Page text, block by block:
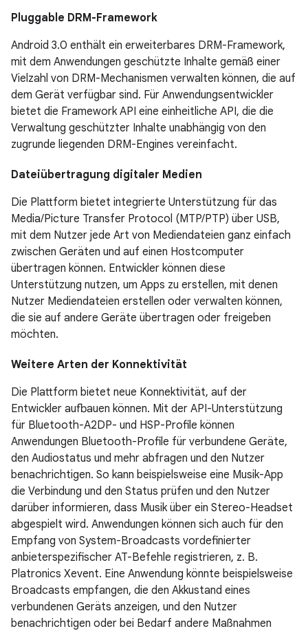
Pluggable DRM-Framework
Android 3.0 enthält ein erweiterbares DRM-Framework,
mit dem Anwendungen geschützte Inhalte gemäß einer
Vielzahl von DRM-Mechanismen verwalten können, die auf
dem Gerät verfügbar sind. Für Anwendungsentwickler
bietet die Framework API eine einheitliche API, die die
Verwaltung geschützter Inhalte unabhängig von den
zugrunde liegenden DRM-Engines vereinfacht.
Dateiübertragung digitaler Medien
Die Plattform bietet integrierte Unterstützung für das
Media/Picture Transfer Protocol (MTP/PTP) über USB,
mit dem Nutzer jede Art von Mediendateien ganz einfach
zwischen Geräten und auf einen Hostcomputer
übertragen können. Entwickler können diese
Unterstützung nutzen, um Apps zu erstellen, mit denen
Nutzer Mediendateien erstellen oder verwalten können,
die sie auf andere Geräte übertragen oder freigeben
möchten.
Weitere Arten der Konnektivität
Die Plattform bietet neue Konnektivität, auf der
Entwickler aufbauen können. Mit der API-Unterstützung
für Bluetooth-A2DP- und HSP-Profile können
Anwendungen Bluetooth-Profile für verbundene Geräte,
den Audiostatus und mehr abfragen und den Nutzer
benachrichtigen. So kann beispielsweise eine Musik-App
die Verbindung und den Status prüfen und den Nutzer
darüber informieren, dass Musik über ein Stereo-Headset
abgespielt wird. Anwendungen können sich auch für den
Empfang von System-Broadcasts vordefinierter
anbieterspezifischer AT-Befehle registrieren, z. B.
Platronics Xevent. Eine Anwendung könnte beispielsweise
Broadcasts empfangen, die den Akkustand eines
verbundenen Geräts anzeigen, und den Nutzer
benachrichtigen oder bei Bedarf andere Maßnahmen